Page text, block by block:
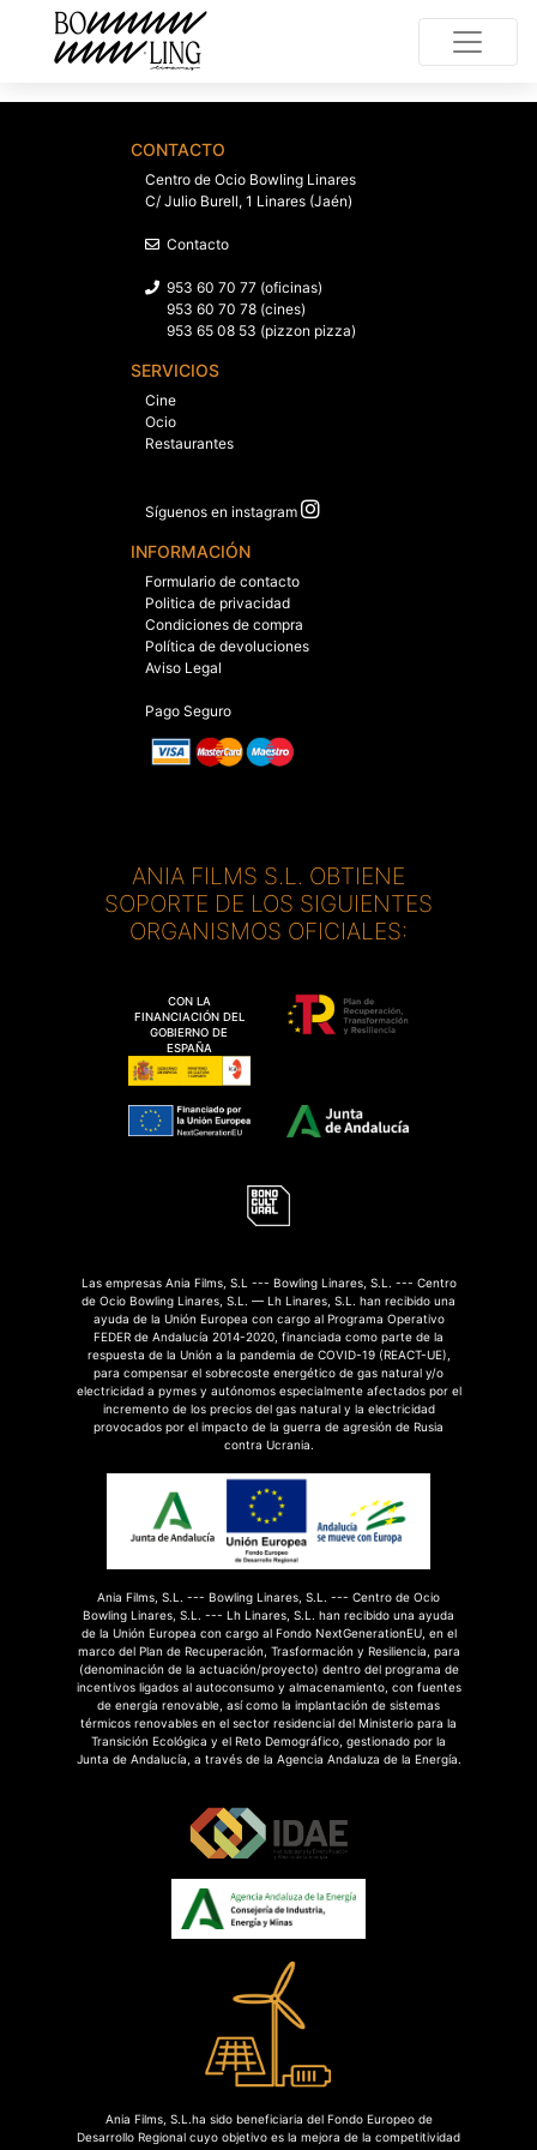
CONTACTO
Centro de Ocio Bowling Linares
C/ Julio Burell, 1 Linares (Jaén)
Contacto
953 60 70 77 (oficinas)
953 60 70 78 (cines)
953 65 08 53 (pizzon pizza)
SERVICIOS
Cine
Ocio
Restaurantes
Síguenos en instagram
INFORMACIÓN
Formulario de contacto
Politica de privacidad
Condiciones de compra
Política de devoluciones
Aviso Legal
Pago Seguro
ANIA FILMS S.L. OBTIENE
SOPORTE DE LOS SIGUIENTES
ORGANISMOS OFICIALES:
CON LA
FINANCIACIÓN DEL
GOBIERNO DE
ESPAÑA
Las empresas Ania Films, S.L --- Bowling Linares, S.L. --- Centro
de Ocio Bowling Linares, S.L. — Lh Linares, S.L. han recibido una
ayuda de la Unión Europea con cargo al Programa Operativo
FEDER de Andalucía 2014-2020, financiada como parte de la
respuesta de la Unión a la pandemia de COVID-19 (REACT-UE),
para compensar el sobrecoste energético de gas natural y/o
electricidad a pymes y autónomos especialmente afectados por el
incremento de los precios del gas natural y la electricidad
provocados por el impacto de la guerra de agresión de Rusia
contra Ucrania.
Ania Films, S.L. --- Bowling Linares, S.L. --- Centro de Ocio
Bowling Linares, S.L. --- Lh Linares, S.L. han recibido una ayuda
de la Unión Europea con cargo al Fondo NextGenerationEU, en el
marco del Plan de Recuperación, Trasformación y Resiliencia, para
(denominación de la actuación/proyecto) dentro del programa de
incentivos ligados al autoconsumo y almacenamiento, con fuentes
de energía renovable, así como la implantación de sistemas
térmicos renovables en el sector residencial del Ministerio para la
Transición Ecológica y el Reto Demográfico, gestionado por la
Junta de Andalucía, a través de la Agencia Andaluza de la Energía.
Ania Films, S.L.ha sido beneficiaria del Fondo Europeo de
Desarrollo Regional cuyo objetivo es la mejora de la competitividad